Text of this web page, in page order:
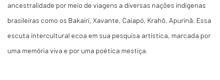
ancestralidade por meio de viagens a diversas nações indígenas
brasileiras como os Bakairi, Xavante, Caiapó, Krahô, Apurinã. Essa
escuta intercultural ecoa em sua pesquisa artística, marcada por
uma memória viva e por uma poética mestiça.